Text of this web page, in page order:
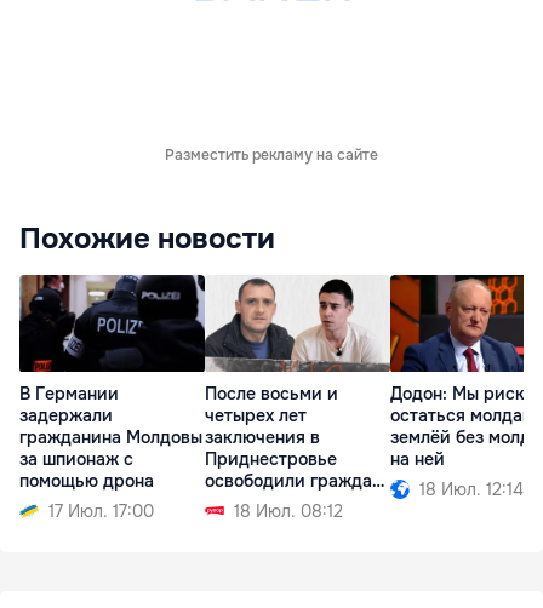
Разместить рекламу на сайте
Похожие новости
В Германии
задержали
гражданина Молдовы
за шпионаж с
помощью дрона
17 Июл. 17:00
После восьми и
четырех лет
заключения в
Приднестровье
освободили граждан
Молдовы
18 Июл. 08:12
Додон: Мы
остаться
землёй без
на ней
18 Июл. 12:14